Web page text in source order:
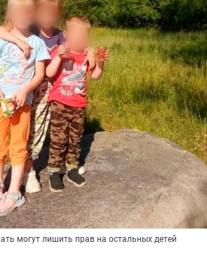
могут лишить прав на остальных детей